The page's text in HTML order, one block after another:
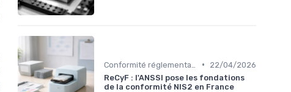
•
22/04/2026
ReCyF : l'ANSSI pose les fondations
de la conformité NIS2 en France